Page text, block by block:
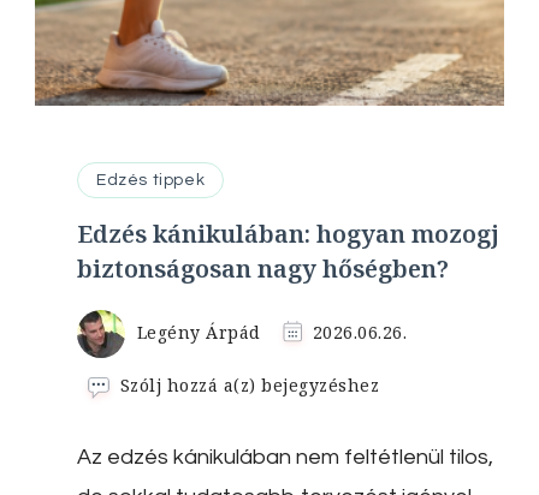
Edzés tippek
Edzés kánikulában: hogyan mozogj
biztonságosan nagy hőségben?
Legény Árpád 2026.06.26.
Szólj hozzá a(z)Edzés
mozogj
biztonságosan
bejegyzéshez
Az edzés kánikulában nem feltétlenül tilos,